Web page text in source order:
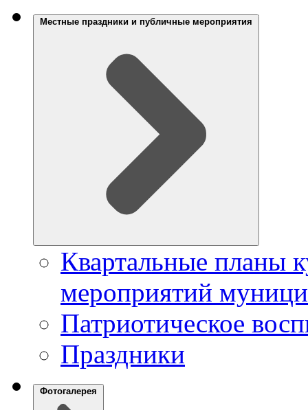
Местные праздники и публичные мероприятия
Квартальные планы
мероприятий
Патриотическое
Праздники
Фотогалерея